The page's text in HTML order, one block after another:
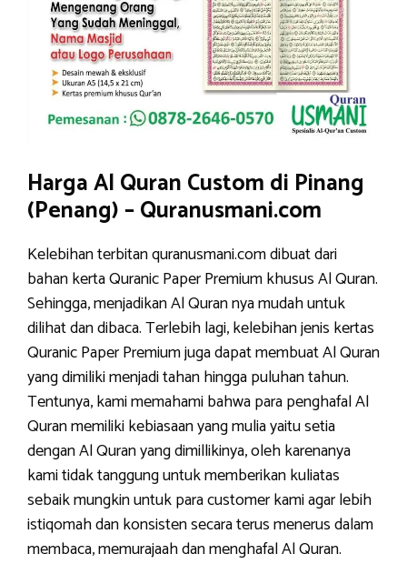
Harga Al Quran Custom di Pinang
(Penang) – Quranusmani.com
Kelebihan terbitan quranusmani.com dibuat dari
bahan kerta Quranic Paper Premium khusus Al Quran.
Sehingga, menjadikan Al Quran nya mudah untuk
dilihat dan dibaca. Terlebih lagi, kelebihan jenis kertas
Quranic Paper Premium juga dapat membuat Al Quran
yang dimiliki menjadi tahan hingga puluhan tahun.
Tentunya, kami memahami bahwa para penghafal Al
Quran memiliki kebiasaan yang mulia yaitu setia
dengan Al Quran yang dimillikinya, oleh karenanya
kami tidak tanggung untuk memberikan kuliatas
sebaik mungkin untuk para customer kami agar lebih
istiqomah dan konsisten secara terus menerus dalam
membaca, memurajaah dan menghafal Al Quran.